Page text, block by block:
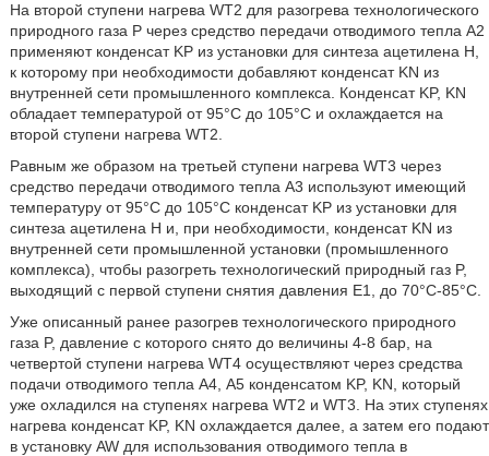
На второй ступени нагрева WT2 для разогрева технологического
природного газа Ρ через средство передачи отводимого тепла A2
применяют конденсат KP из установки для синтеза ацетилена Н,
к которому при необходимости добавляют конденсат ΚΝ из
внутренней сети промышленного комплекса. Конденсат KP, ΚΝ
обладает температурой от 95°C до 105°C и охлаждается на
второй ступени нагрева WT2.
Равным же образом на третьей ступени нагрева WT3 через
средство передачи отводимого тепла A3 используют имеющий
температуру от 95°C до 105°C конденсат KP из установки для
синтеза ацетилена H и, при необходимости, конденсат ΚΝ из
внутренней сети промышленной установки (промышленного
комплекса), чтобы разогреть технологический природный газ P,
выходящий с первой ступени снятия давления E1, до 70°C-85°C.
Уже описанный ранее разогрев технологического природного
газа P, давление с которого снято до величины 4-8 бар, на
четвертой ступени нагрева WT4 осуществляют через средства
подачи отводимого тепла A4, А5 конденсатом KP, KN, который
уже охладился на ступенях нагрева WT2 и WT3. На этих ступенях
нагрева конденсат KP, KN охлаждается далее, а затем его подают
в установку AW для использования отводимого тепла в